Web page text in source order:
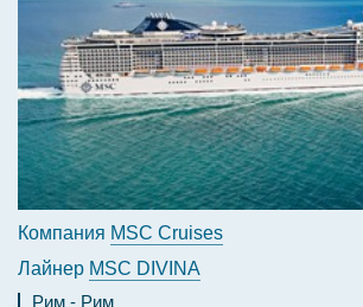
Компания MSC Cruises
Лайнер MSC DIVINA
Рим
Рим